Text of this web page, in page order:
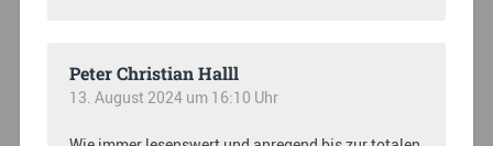
Peter Christian Halll
13. August 2024 um 16:10 Uhr